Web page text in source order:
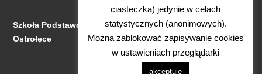
Szkoła Podstawowa Nr 1 im. Stanisława Jachowicza w
Ostrołęce
ciasteczka) jedynie w celach
statystycznych (anonimowych).
Można zablokować zapisywanie cookies
w ustawieniach przeglądarki
akceptuję